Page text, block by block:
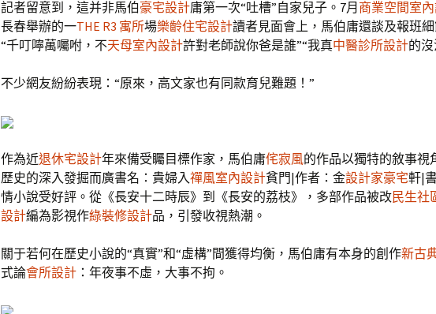
記者留意到，這并非馬伯豪宅設計庸第一次“吐槽”自家兒子。7月 商業空間室
長春舉辦的一THE R3 寓所場樂齡住宅設計讀者見面會上，馬伯庸還談及報班細
“千叮嚀萬囑咐，不天母室內設計許對老師說你爸是誰”“我真中醫診所設計的
不少網友紛紛表現：“原來，高文家也有同款育兒難題！”
作為近退休宅設計年來備受矚目標作家，馬伯庸侘寂風的作品以獨特的敘事視
歷史的深入發掘而廣書名：貴婦入禪風室內設計貧門|作者：金設計家豪宅軒|
情小說受好評。從《長安十二時辰》到《長安的荔枝》，多部作品被改民生社
設計編為影視作綠裝修設計品，引發收視熱潮。
關于若何在歷史小說的“真實”和“虛構”間獲得均衡，馬伯庸有本身的創作新古
式論會所設計 ：年夜事不虛，大事不拘。